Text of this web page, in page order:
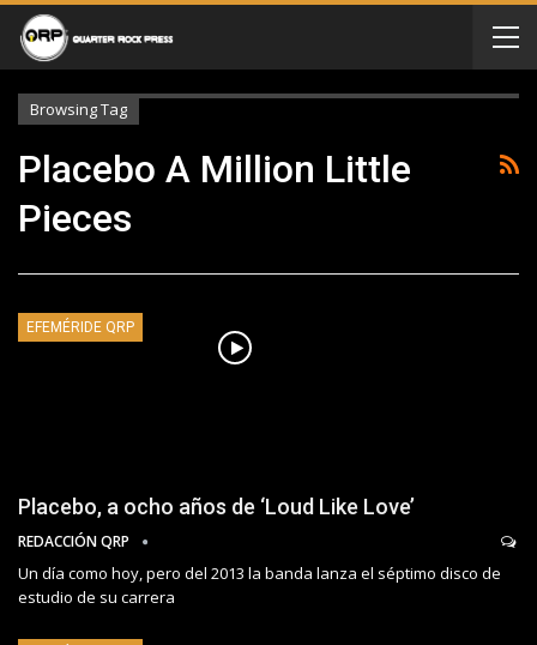
Browsing Tag
Placebo A Million Little
Pieces
EFEMÉRIDE QRP
Placebo, a ocho años de ‘Loud Like Love’
REDACCIÓN QRP
Un día como hoy, pero del 2013 la banda lanza el séptimo disco de
estudio de su carrera